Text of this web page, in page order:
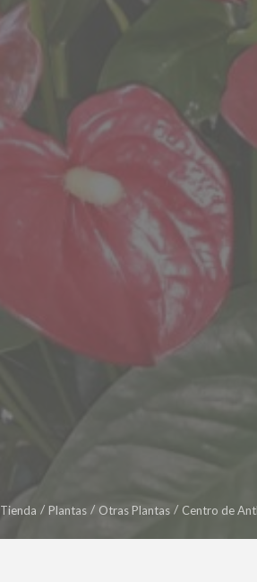
Tienda Plantas Otras Plantas Centro de